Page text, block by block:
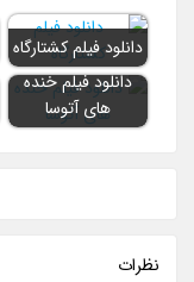
دانلود فیلم کشتارگاه
دانلود فیلم خنده
های آتوسا
نظرات